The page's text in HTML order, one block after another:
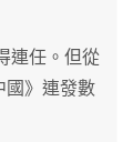
連任。但從
國》連發數